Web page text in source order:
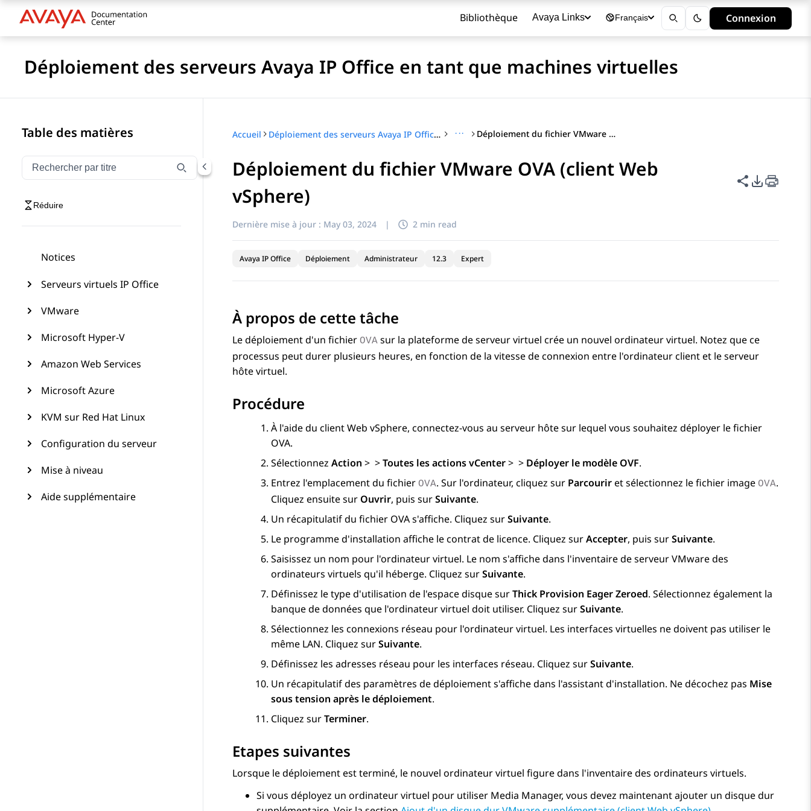
Bibliothèque Avaya Links Français Connexion
Déploiement des serveurs Avaya IP Office en tant que machines virtuelles
Table des matières
Filtrer la navigation par titre
Saisissez pour filtrer les éléments de navigation par titre
Réduire
Notices
Serveurs virtuels IP Office
VMware
Microsoft Hyper-V
Amazon Web Services
Microsoft Azure
KVM sur Red Hat Linux
Configuration du serveur
Mise à niveau
Aide supplémentaire
Accueil Déploiement des serveurs Avaya IP Office en tant que machines virtuelles ··· Déploiement du fichier VMware OVA (client Web vSphere)
Déploiement du fichier VMware OVA (client Web
vSphere)
Partager
Options
Dernière mise à jour : May 03, 2024 | 2 min read
Avaya IP Office Déploiement Administrateur 12.3 Expert
À propos de cette tâche
Le déploiement d'un fichier OVA sur la plateforme de serveur virtuel crée un nouvel ordinateur virtuel. Notez que ce
processus peut durer plusieurs heures, en fonction de la vitesse de connexion entre l'ordinateur client et le serveur
hôte virtuel.
Procédure
À l'aide du client Web vSphere, connectez-vous au serveur hôte sur lequel vous souhaitez déployer le fichier
OVA.
Sélectionnez Action > >Toutes les actions vCenter> > Déployer le modèle OVF.
Entrez l'emplacement du fichier OVA. Sur l'ordinateur, cliquez sur Parcouriret sélectionnez le fichier image OVA.
Cliquez ensuite sur Ouvrir, puis surSuivante.
Un récapitulatif du fichier OVA s'affiche. Cliquez surSuivante.
Le programme d'installation affiche le contrat de licence. Cliquez surAccepter, puis surSuivante.
Saisissez un nom pour l'ordinateur virtuel. Le nom s'affiche dans l'inventaire de serveur VMware des
ordinateurs virtuels qu'il héberge. Cliquez surSuivante.
Définissez le type d'utilisation de l'espace disque surThick Provision Eager Zeroed. Sélectionnez également la
banque de données que l'ordinateur virtuel doit utiliser. Cliquez surSuivante.
Sélectionnez les connexions réseau pour l'ordinateur virtuel. Les interfaces virtuelles ne doivent pas utiliser le
même LAN. Cliquez surSuivante.
Définissez les adresses réseau pour les interfaces réseau. Cliquez surSuivante.
Un récapitulatif des paramètres de déploiement s'affiche dans l'assistant d'installation. Ne décochez pas Mise
sous tension après le déploiement.
Cliquez surTerminer.
Etapes suivantes
Lorsque le déploiement est terminé, le nouvel ordinateur virtuel figure dans l'inventaire des ordinateurs virtuels.
Si vous déployez un ordinateur virtuel pour utiliser Media Manager, vous devez maintenant ajouter un disque dur